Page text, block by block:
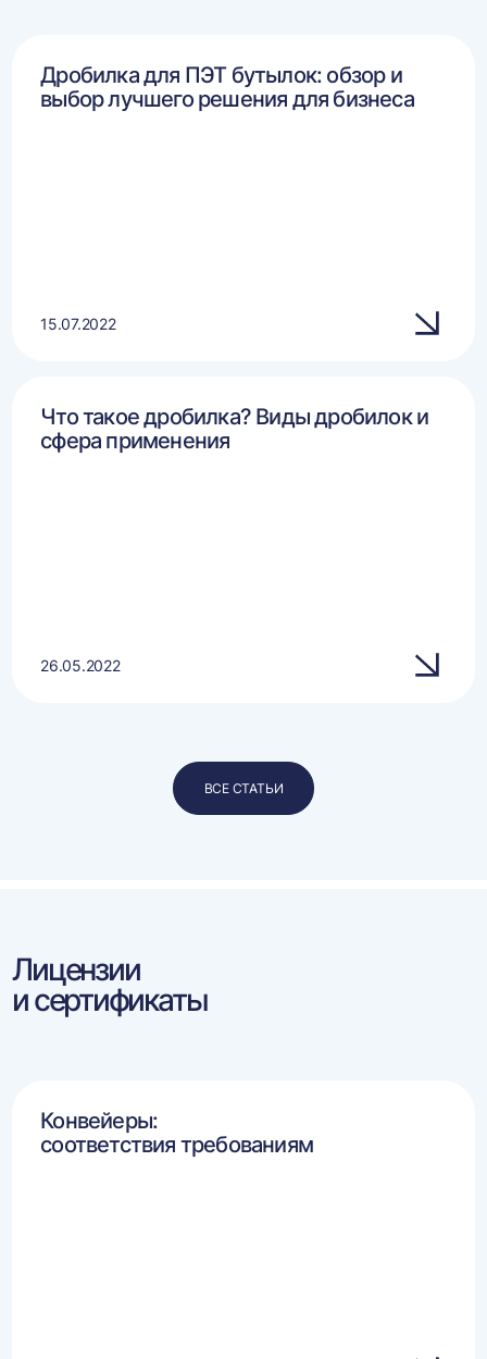
Дробилка для ПЭТ бутылок: обзор и
выбор лучшего решения для бизнеса
15.07.2022
Что такое дробилка? Виды дробилок и
сфера применения
26.05.2022
ВСЕ СТАТЬИ
Лицензии
и сертификаты
Конвейеры:
соответствия требованиям